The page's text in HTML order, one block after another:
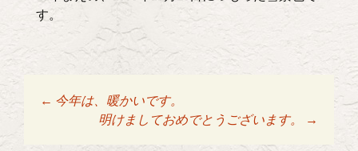
す。
投稿ナビゲーショ
← 今年は、暖かいです。
明けましておめでとうございます。
→